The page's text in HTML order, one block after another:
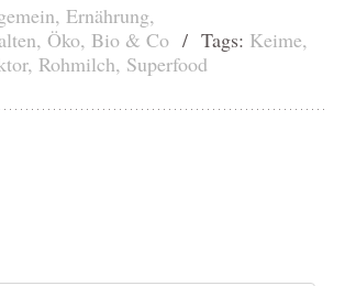
, Ernährung,
, Öko, Bio & Co/ Tags: Keime,
, Rohmilch, Superfood